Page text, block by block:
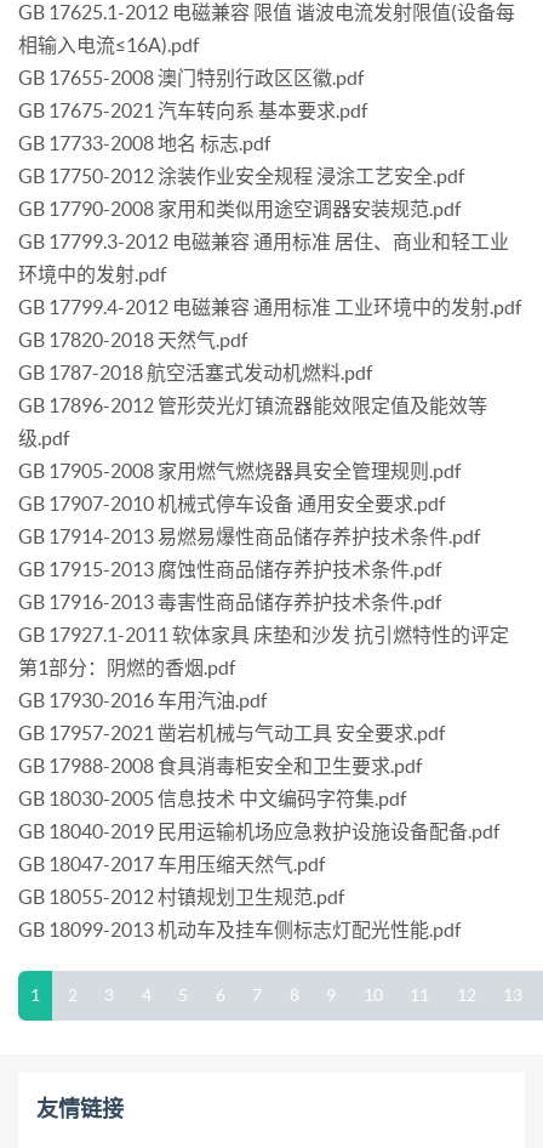
GB 17625.1-2012 电磁兼容 限值 谐波电流发射限值(设备每
相输入电流≤16A).pdf
GB 17655-2008 澳门特别行政区区徽.pdf
GB 17675-2021 汽车转向系 基本要求.pdf
GB 17733-2008 地名 标志.pdf
GB 17750-2012 涂装作业安全规程 浸涂工艺安全.pdf
GB 17790-2008 家用和类似用途空调器安装规范.pdf
GB 17799.3-2012 电磁兼容 通用标准 居住、商业和轻工业
环境中的发射.pdf
GB 17799.4-2012 电磁兼容 通用标准 工业环境中的发射.pdf
GB 17820-2018 天然气.pdf
GB 1787-2018 航空活塞式发动机燃料.pdf
GB 17896-2012 管形荧光灯镇流器能效限定值及能效等
级.pdf
GB 17905-2008 家用燃气燃烧器具安全管理规则.pdf
GB 17907-2010 机械式停车设备 通用安全要求.pdf
GB 17914-2013 易燃易爆性商品储存养护技术条件.pdf
GB 17915-2013 腐蚀性商品储存养护技术条件.pdf
GB 17916-2013 毒害性商品储存养护技术条件.pdf
GB 17927.1-2011 软体家具 床垫和沙发 抗引燃特性的评定
第1部分：阴燃的香烟.pdf
GB 17930-2016 车用汽油.pdf
GB 17957-2021 凿岩机械与气动工具 安全要求.pdf
GB 17988-2008 食具消毒柜安全和卫生要求.pdf
GB 18030-2005 信息技术 中文编码字符集.pdf
GB 18040-2019 民用运输机场应急救护设施设备配备.pdf
GB 18047-2017 车用压缩天然气.pdf
GB 18055-2012 村镇规划卫生规范.pdf
GB 18099-2013 机动车及挂车侧标志灯配光性能.pdf
1 2 3 4 5 6 7 8 9 10 11 12 13
友情链接